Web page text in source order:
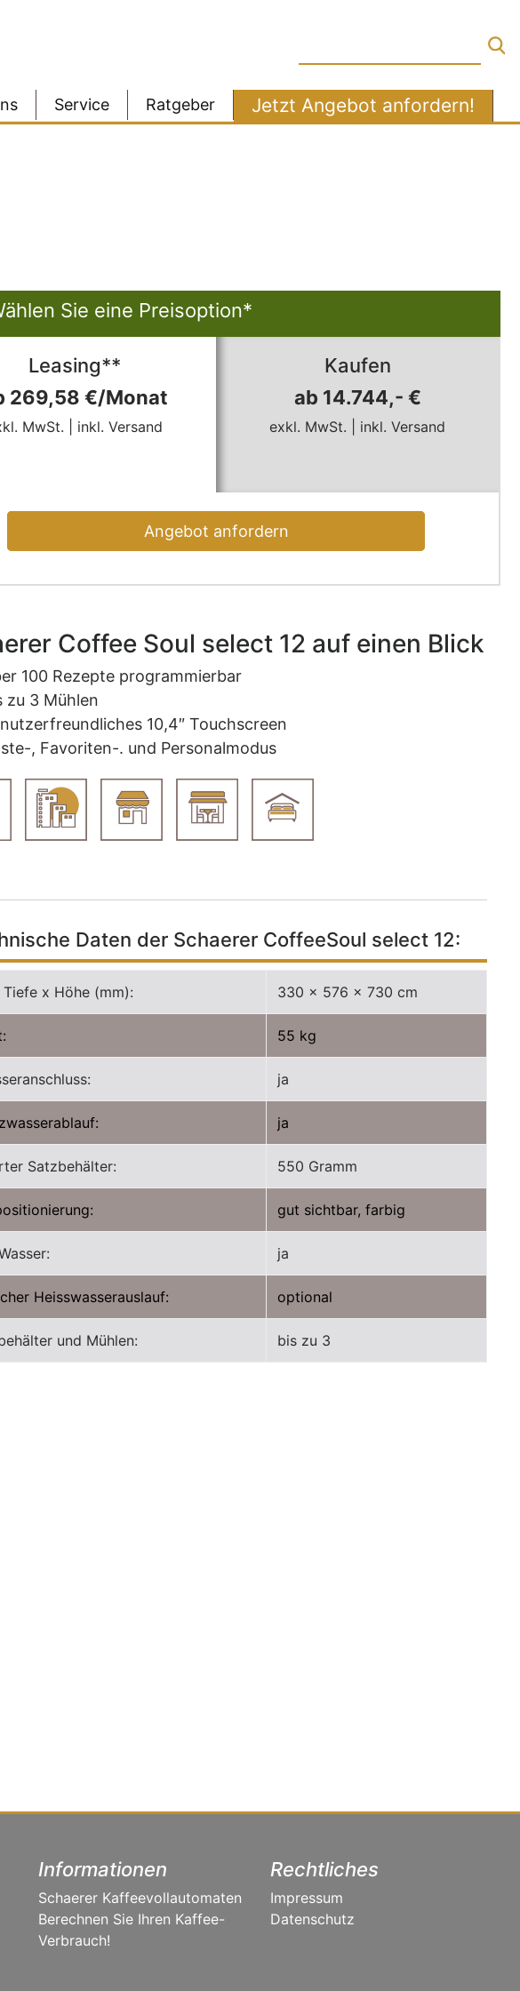
Service Ratgeber Jetzt Angebot anfordern!
Sie eine Preisoption*
Leasing**
269,58 €/Monat
MwSt. | inkl. Versand
Kaufen
ab 14.744,- €
exkl. MwSt. | inkl. Versand
Angebot anfordern
Coffee Soul select 12 auf einen Blick
100 Rezepte programmierbar
zu 3 Mühlen
10,4″ Touchscreen
, Favoriten-. und Personalmodus
Daten der Schaerer CoffeeSoul select 12:
x Höhe (mm): 330 x 576 x 730 cm
55 kg
ja
ja
Satzbehälter: 550 Gramm
gut sichtbar, farbig
ja
Heisswasserauslauf: optional
und Mühlen: bis zu 3
Informationen
Schaerer Kaffeevollautomaten
Berechnen Sie Ihren Kaffee-
Verbrauch!
Rechtliches
Impressum
Datenschutz